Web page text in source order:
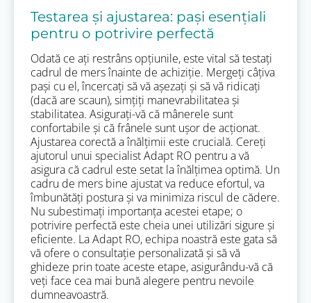
Testarea și ajustarea: pași esențiali
pentru o potrivire perfectă
Odată ce ați restrâns opțiunile, este vital să testați
cadrul de mers înainte de achiziție. Mergeți câțiva
pași cu el, încercați să vă așezați și să vă ridicați
(dacă are scaun), simțiți manevrabilitatea și
stabilitatea. Asigurați-vă că mânerele sunt
confortabile și că frânele sunt ușor de acționat.
Ajustarea corectă a înălțimii este crucială. Cereți
ajutorul unui specialist Adapt RO pentru a vă
asigura că cadrul este setat la înălțimea optimă. Un
cadru de mers bine ajustat va reduce efortul, va
îmbunătăți postura și va minimiza riscul de cădere.
Nu subestimați importanța acestei etape; o
potrivire perfectă este cheia unei utilizări sigure și
eficiente. La Adapt RO, echipa noastră este gata să
vă ofere o consultație personalizată și să vă
ghideze prin toate aceste etape, asigurându-vă că
veți face cea mai bună alegere pentru nevoile
dumneavoastră.